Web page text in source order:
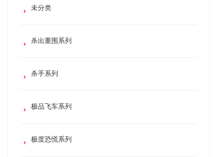
未分类
杀出重围系列
杀手系列
极品飞车系列
极度恐慌系列